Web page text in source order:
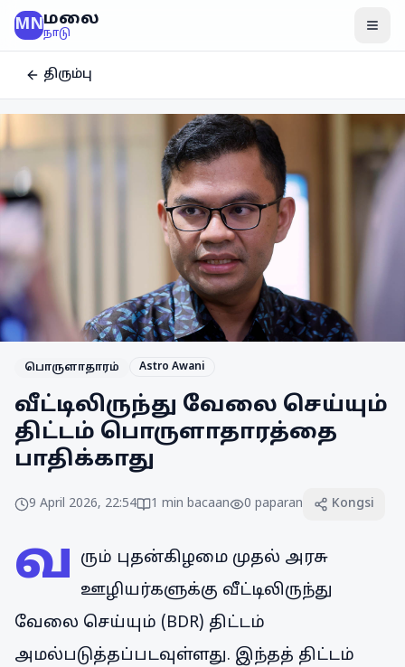
MNமலை
நாடு
திரும்பு
பொருளாதாரம் Astro Awani
வீட்டிலிருந்து வேலை செய்யும்
திட்டம் பொருளாதாரத்தை
பாதிக்காது
9 April 2026, 22:54 1 min bacaan 0 paparan Kongsi
வ ரும் புதன்கிழமை முதல் அரசு
ஊழியர்களுக்கு வீட்டிலிருந்து
வேலை செய்யும் (BDR) திட்டம்
அமல்படுத்தப்படவுள்ளது. இந்தத் திட்டம்